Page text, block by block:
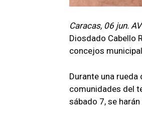
Caracas, 06 jun.
Diosdado Cabello
concejos
Durante una
comunidades del
sábado 7, se